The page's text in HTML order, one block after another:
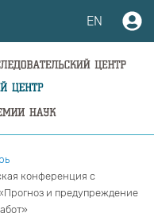
EN
конференция с
и предупреждение